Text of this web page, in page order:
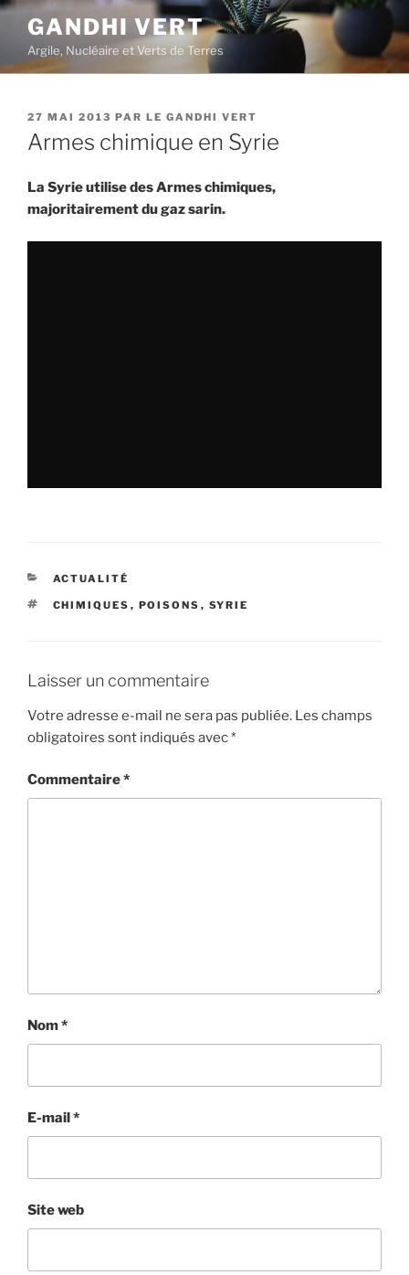
Aller
contenu
principal
GANDHI VERT
Argile, Nucléaire et Verts de Terres
PUBLIÉ
LE
27 MAI 2013 PAR LE GANDHI VERT
Armes chimique en Syrie
La Syrie utilise des Armes chimiques,
majoritairement du gaz sarin.
CATÉGORIES
ACTUALITÉ
ÉTIQUETTES
CHIMIQUES , POISONS , SYRIE
Laisser un commentaire
Votre adresse e-mail ne sera pas publiée. Les champs
obligatoires sont indiqués avec*
Commentaire*
Nom*
E-mail*
Site web